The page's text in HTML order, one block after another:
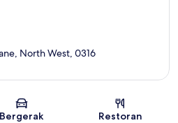
Peta
North West, 0316
Bergerak Restoran